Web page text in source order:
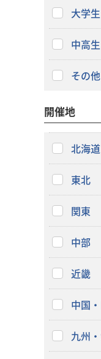
大学
中高
その他
開催地
北海道
東北
関東
中部
近畿
中国
九州